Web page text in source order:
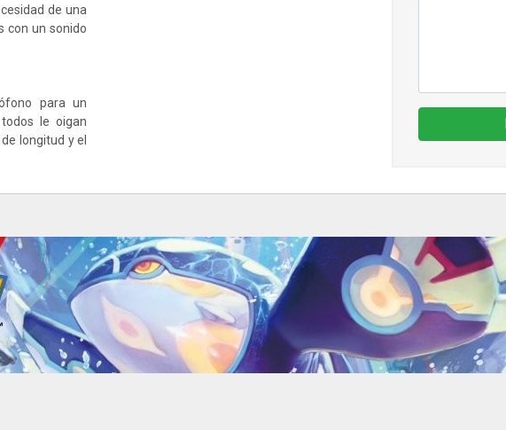
de una
con un sonido
para un
le oigan
longitud y el